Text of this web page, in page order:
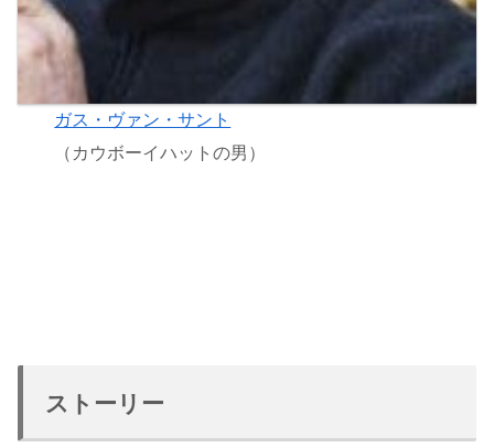
ガス・ヴァン・サント
（カウボーイハットの男）
ストーリー